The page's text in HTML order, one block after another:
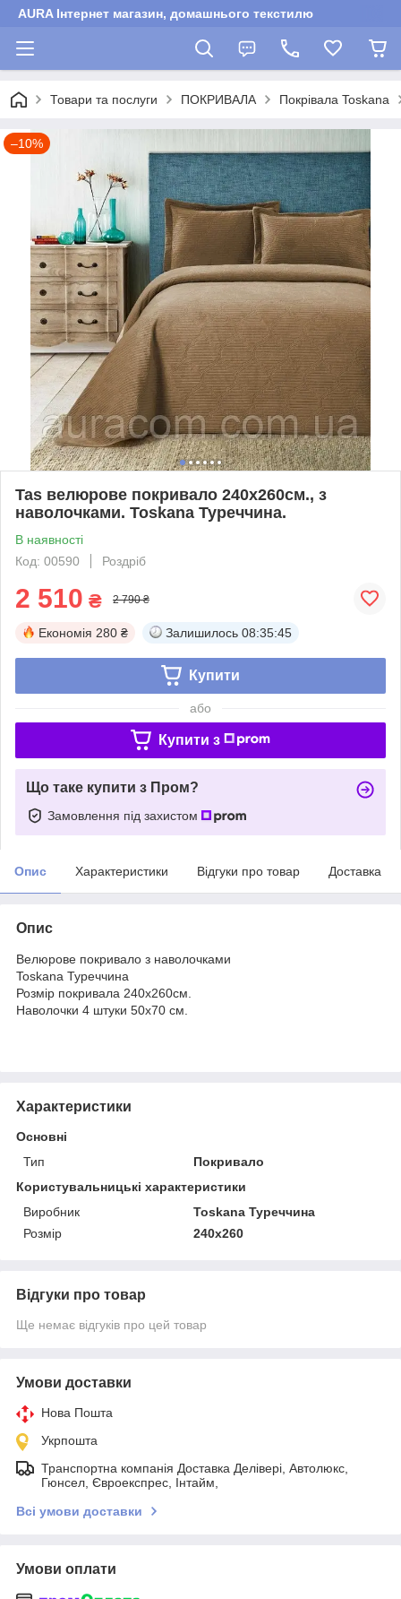
AURA Інтернет магазин, домашнього текстилю
Товари та послуги ПОКРИВАЛА Покрівала Toskana
–10%
Tas велюрове покривало 240х260см., з
наволочками. Toskana Туреччина.
В наявності
Код: 00590
Роздріб
2 510 ₴ 2 790 ₴
Економія 280 ₴ Залишилось 08:35:44
Купити
або
Купити з
Що таке купити з Пром?
Замовлення під захистом
Опис Характеристики Відгуки про товар Доставка
Опис
Велюрове покривало з наволочками
Toskana Туреччина
Розмір покривала 240х260см.
Наволочки 4 штуки 50х70 см.
Характеристики
Основні
Тип
Покривало
Користувальницькі характеристики
Виробник
Toskana Туреччина
Розмір
240х260
Відгуки про товар
Ще немає відгуків про цей товар
Умови доставки
Нова Пошта
Укрпошта
Транспортна компанія Доставка Делівері, Автолюкс,
Гюнсел, Євроекспрес, Інтайм,
Всі умови доставки
Умови оплати